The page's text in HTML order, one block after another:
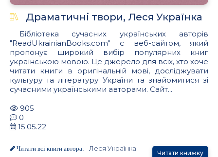
Драматичні твори, Леся Українка
Бібліотека сучасних українських авторів
"ReadUkrainianBooks.com" є веб-сайтом, який
пропонує широкий вибір популярних книг
українською мовою. Це джерело для всіх, хто хоче
читати книги в оригінальній мові, досліджувати
культуру та літературу України та знайомитися зі
сучасними українськими авторами. Сайт...
905
0
15.05.22
Читати всі книги автора: Леся Українка
Читати книжку